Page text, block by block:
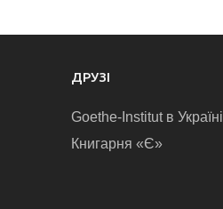
ДРУЗІ
Goethe-Institut в Україні
Книгарня «Є»